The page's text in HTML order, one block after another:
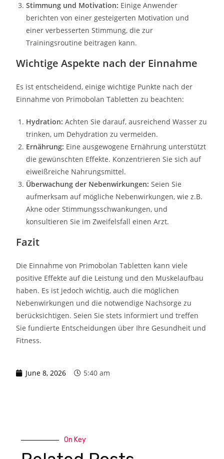
Stimmung und Motivation: Einige Anwender
berichten von einer gesteigerten Motivation und
einer verbesserten Stimmung, die zur
Trainingsroutine beitragen kann.
Wichtige Aspekte nach der Einnahme
Es ist entscheidend, einige wichtige Punkte nach der
Einnahme von Primobolan Tabletten zu beachten:
Hydration: Achten Sie darauf, ausreichend Wasser zu
trinken, um Dehydration zu vermeiden.
Ernährung: Eine ausgewogene Ernährung unterstützt
die gewünschten Effekte. Konzentrieren Sie sich auf
eiweißreiche Nahrungsmittel.
Überwachung der Nebenwirkungen: Seien Sie
aufmerksam auf mögliche Nebenwirkungen, wie z.B.
Akne oder Stimmungsschwankungen, und
konsultieren Sie im Zweifelsfall einen Arzt.
Fazit
Die Einnahme von Primobolan Tabletten kann viele
positive Effekte auf die Leistung und den Muskelaufbau
haben. Es ist jedoch wichtig, auch die möglichen
Nebenwirkungen und die notwendige Nachsorge zu
berücksichtigen. Seien Sie stets informiert und treffen
Sie fundierte Entscheidungen über Ihre Gesundheit und
Fitness.
June 8, 2026 5:40 am
On Key